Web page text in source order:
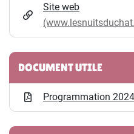
Site web
DOCUMENT UTILE
Programmation